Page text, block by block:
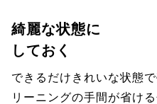
綺麗な状態に
しておく
できるだけきれいな状態
リーニングの手間が省け